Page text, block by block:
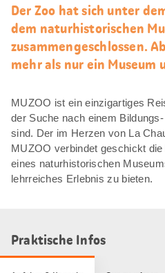
Der Zoo hat sich unter
dem naturhistorischen
zusammengeschlossen.
mehr als nur ein Museum
MUZOO ist ein einzigartiges
der Suche nach einem
sind. Der im Herzen von La
MUZOO verbindet geschickt
eines naturhistorischen
lehrreiches Erlebnis zu bieten.
Praktische Infos